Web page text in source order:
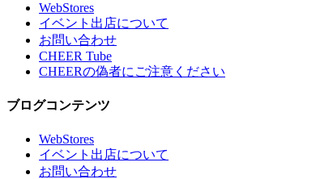
WebStores
イベント出店について
お問い合わせ
CHEER Tube
CHEERの偽者にご注意ください
ブログコンテンツ
WebStores
イベント出店について
お問い合わせ